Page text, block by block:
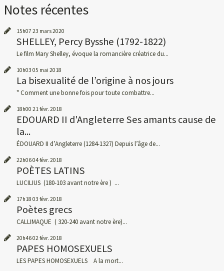
Notes récentes
15h07 23 mars 2020
SHELLEY, Percy Bysshe (1792-1822)
Le film Mary Shelley, évoque la romancière créatrice du...
10h03 05 mai 2018
La bisexualité de l’origine à nos jours
" Comment une bonne fois pour toute combattre...
18h00 21févr. 2018
EDOUARD II d'Angleterre Ses amants cause de
la...
ÉDOUARD II d’Angleterre (1284-1327) Depuis l’âge de...
22h0604févr. 2018
POÈTES LATINS
LUCILIUS (180-103 avant notre ère ) ...
17h18 03 févr. 2018
Poètes grecs
CALLIMAQUE ( 320-240 avant notre ère)...
20h4602févr. 2018
PAPES HOMOSEXUELS
LES PAPES HOMOSEXUELS A la mort...